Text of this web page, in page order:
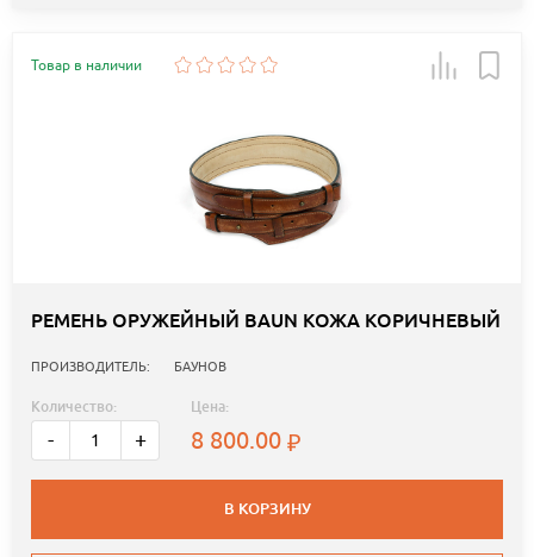
Товар в наличии
РЕМЕНЬ ОРУЖЕЙНЫЙ BAUN КОЖА КОРИЧНЕВЫЙ
ПРОИЗВОДИТЕЛЬ: БАУНОВ
Количество:
- +
Цена:
8 800.00
В КОРЗИНУ